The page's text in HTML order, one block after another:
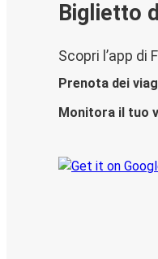
Biglietto
Scopri l’app di
Prenota dei
Monitora il tuo